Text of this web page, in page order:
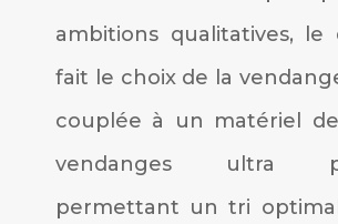
ambitions qualitatives, le
fait le choix de la
couplée à un matériel
vendanges ultra
permettant un tri